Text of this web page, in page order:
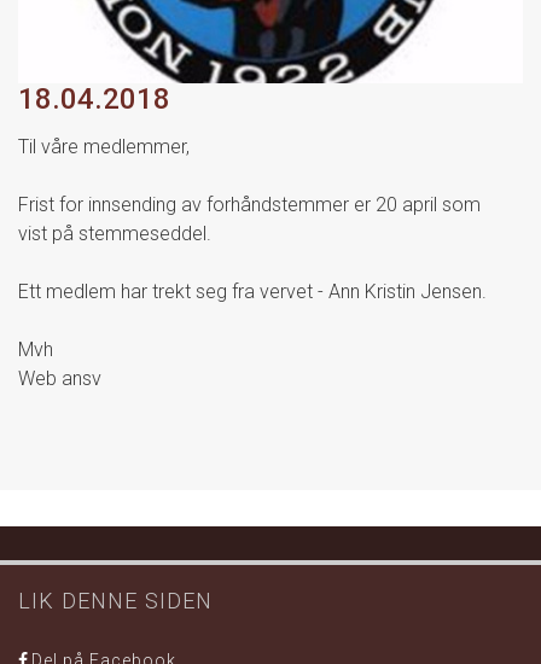
18.04.2018
Til våre medlemmer,
Frist for innsending av forhåndstemmer er 20 april som
vist på stemmeseddel.
Ett medlem har trekt seg fra vervet - Ann Kristin Jensen.
Mvh
Web ansv
LIK DENNE SIDEN
Del på Facebook